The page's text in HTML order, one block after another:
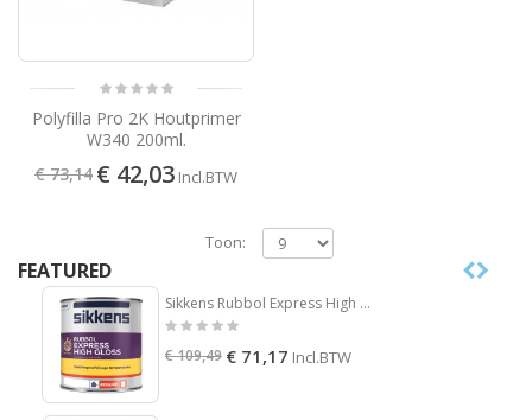
Polyfilla Pro 2K Houtprimer
W340 200ml.
€ 73,14 € 42,03 Incl.BTW
Toon:
FEATURED
Sikkens Rubbol Express High Gloss
€ 109,49 € 71,17 Incl.BTW